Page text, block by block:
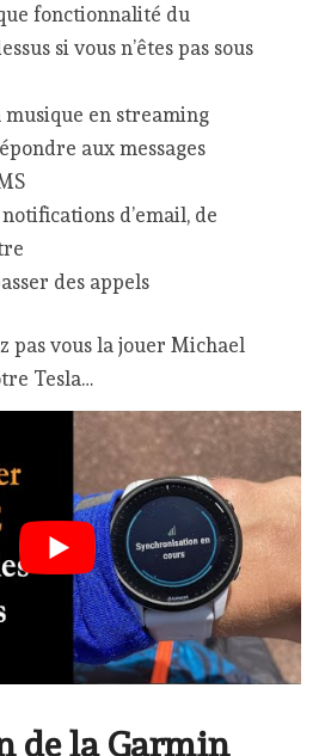
fonctionnalité du
si vous n’êtes pas sous
musique en streaming
aux messages
d’email, de
des appels
pas vous la jouer Michael
Tesla…
de la Garmin